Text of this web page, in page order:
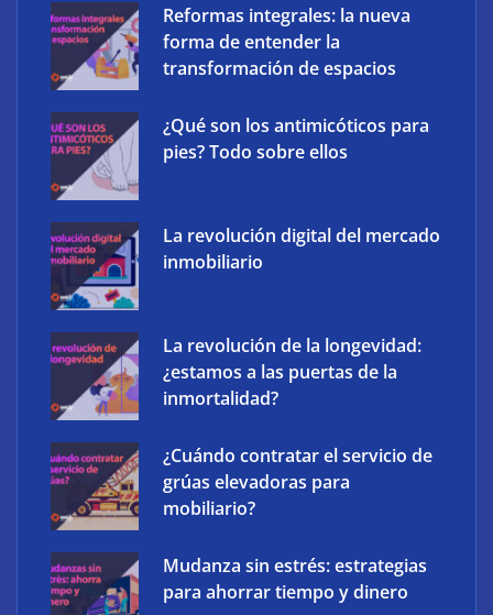
su cartera integrada y soluciones inteligentes
Ucademy lanza la marca Polaris para adaptar la
preparación de oposiciones al perfil del estudiante
actual
Reformas integrales: la nueva
forma de entender la
transformación de espacios
¿Qué son los antimicóticos para
pies? Todo sobre ellos
La revolución digital del mercado
inmobiliario
La revolución de la longevidad:
¿estamos a las puertas de la
inmortalidad?
¿Cuándo contratar el servicio de
grúas elevadoras para
mobiliario?
Mudanza sin estrés: estrategias
para ahorrar tiempo y dinero